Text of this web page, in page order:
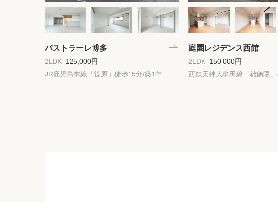
パストラーレ博多
2LDK
125,000円
JR鹿児島本線「笹原」徒歩15分/築1年
庭園レジデンス西館
2LDK
150,000円
西鉄天神大牟田線「雑餉隈